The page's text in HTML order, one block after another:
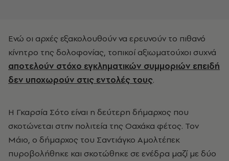
Ενώ οι αρχές εξακολουθούν να ερευνούν το πιθανό
κίνητρο της δολοφονίας, τοπικοί αξιωματούχοι συχνά
αποτελούν στόχο εγκληματικών συμμοριών επειδή
δεν υποχωρούν στις εντολές τους.
Η Γκαρσία Σότο είναι η δεύτερη δήμαρχος που
σκοτώνεται στην πολιτεία της Οαχάκα φέτος. Τον
Μάιο, ο δήμαρχος του Σαντιάγκο Αμολτέπεκ
πυροβολήθηκε και σκοτώθηκε σε ενέδρα μαζί με δύο